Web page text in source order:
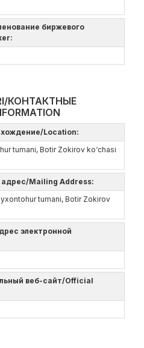
биржевого
КОНТАКТНЫЕ
Location:
tumani, Botir Zokirov kо‘chasi
Mailing Address:
tumani, Botir Zokirov
электронной
веб-сайт/Official